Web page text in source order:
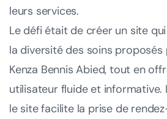
leurs services.
Le défi était de créer un site
la diversité des soins proposés
Kenza Bennis Abied, tout en
utilisateur fluide et informative.
le site facilite la prise de